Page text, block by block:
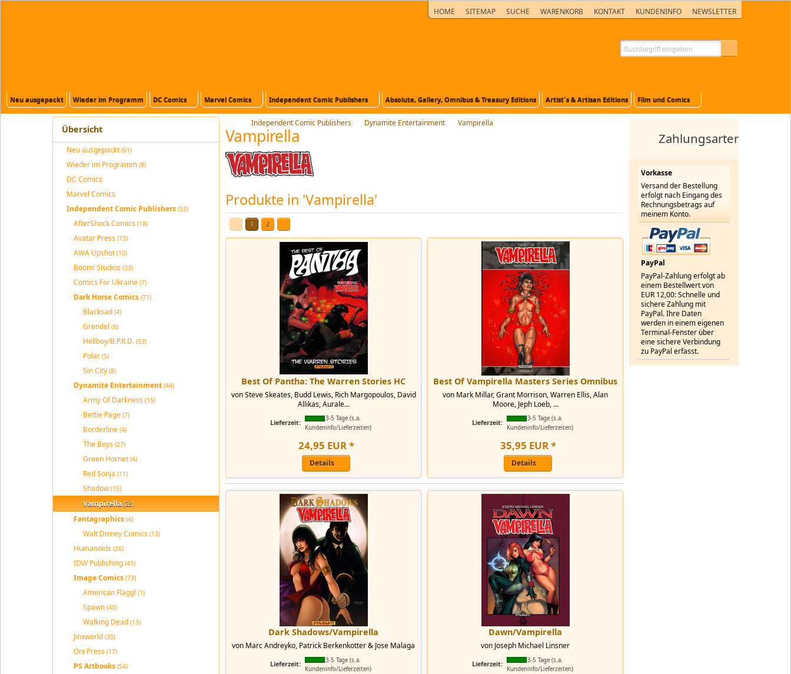
HOME SITEMAP SUCHE WARENKORB KONTAKT KUNDENINFO NEWSLETTER
Neu ausgepackt Wieder im Programm DC Comics Marvel Comics Independent Comic Publishers Absolute, Gallery, Omnibus & Treasury Editions Artist´s & Artisan Editions Film und Comics
Übersicht
Neu ausgepackt (61)
Wieder im Programm (8)
DC Comics
Marvel Comics
Independent Comic Publishers (53)
AfterShock Comics (18)
Avatar Press (73)
AWA Upshot (10)
Boom! Studios (33)
Comics For Ukraine (7)
Dark Horse Comics (71)
Blacksad (4)
Grendel (8)
Hellboy/B.P.R.D. (53)
Polar (5)
Sin City (8)
Dynamite Entertainment (44)
Army Of Darkness (15)
Bettie Page (7)
Borderline (4)
The Boys (27)
Green Hornet (4)
Red Sonja (11)
Shadow(15)
Vampirella (23)
Fantagraphics (4)
Walt Disney Comics (13)
Humanoids (26)
IDW Publishing (41)
Image Comics (73)
American Flagg! (1)
Spawn (40)
Walking Dead (13)
Jinxworld (30)
Oni Press (17)
PS Artbooks (54)
Zahlungsarten
Vorkasse
Versand der Bestellung
erfolgt nach Eingang des
Rechnungsbetrags auf
meinem Konto.
PayPal
PayPal-Zahlung erfolgt ab
einem Bestellwert von
EUR 12,00: Schnelle und
sichere Zahlung mit
PayPal. Ihre Daten
werden in einem eigenen
Terminal-Fenster über
eine sichere Verbindung
zu PayPal erfasst.
Independent Comic Publishers Dynamite Entertainment Vampirella
Vampirella
Produkte in 'Vampirella'
1 2
Best Of Pantha: The Warren Stories HC
von Steve Skeates, Budd Lewis, Rich Margopoulos, David
Allikas, Aurale...
Lieferzeit:
3-5 Tage (s.a.
Kundeninfo/Lieferzeiten)
24,95 EUR*
Details
Best Of Vampirella Masters Series Omnibus
von Mark Millar, Grant Morrison, Warren Ellis, Alan
Moore, Jeph Loeb, ...
Lieferzeit:
3-5 Tage (s.a.
Kundeninfo/Lieferzeiten)
35,95 EUR*
Details
Dark Shadows/Vampirella
von Marc Andreyko, Patrick Berkenkotter & Jose Malaga
Lieferzeit:
3-5 Tage (s.a.
Kundeninfo/Lieferzeiten)
Dawn/Vampirella
von Joseph Michael Linsner
Lieferzeit:
3-5 Tage (s.a.
Kundeninfo/Lieferzeiten)